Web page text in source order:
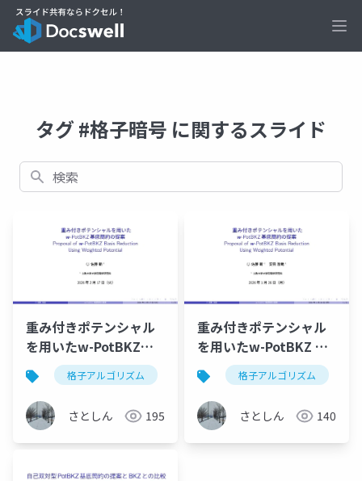
タグ #格子暗号 に関するスライド
検索
重み付きポテンシャル
を用いたw-PotBKZの
提案
格子アルゴリズム 格子基底簡約 数学
さとしん 195
重み付きポテンシャル
を用いたw-PotBKZ 基
底簡約の提案格子アルゴリズム
さとしん 140